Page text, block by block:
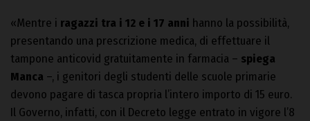
«Mentre i ragazzi tra i 12 e i 17 anni hanno la possibilità,
presentando una prescrizione medica, di effettuare il
tampone anticovid gratuitamente in farmacia – spiega
Manca –, i genitori degli studenti delle scuole primarie
devono pagare di tasca propria l’intero importo di 15 euro.
Il Governo, infatti, con il Decreto legge entrato in vigore l’8